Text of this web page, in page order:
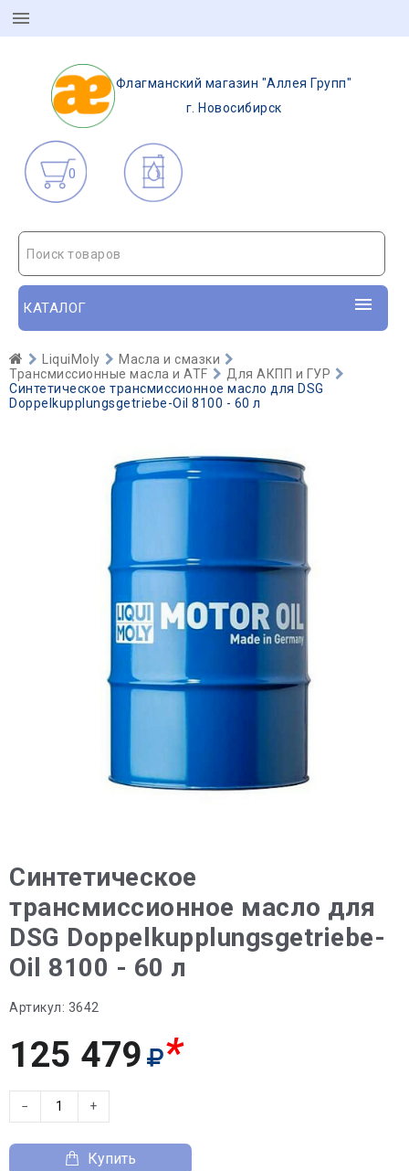
Флагманский магазин "Аллея Групп"
г. Новосибирск
0
Поиск товаров
КАТАЛОГ
LiquiMoly
Масла и смазки
Трансмиссионные масла и ATF
Для АКПП и ГУР
Синтетическое трансмиссионное масло для DSG
Doppelkupplungsgetriebe-Oil 8100 - 60 л
Синтетическое
трансмиссионное масло для
DSG Doppelkupplungsgetriebe-
Oil 8100 - 60 л
Артикул: 3642
125 479 *
− +
Купить